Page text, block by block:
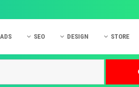
SEO DESIGN STORE